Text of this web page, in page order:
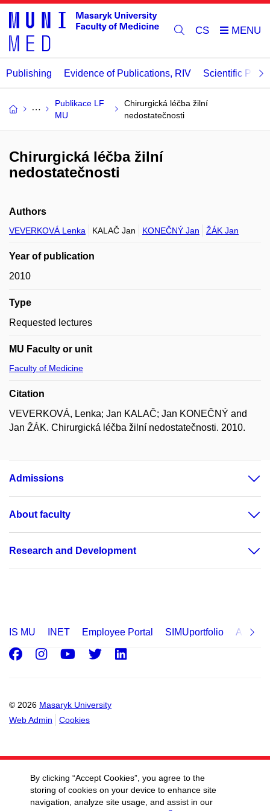
CS
Publishing Evidence of Publications, RIV Scientific
Publikace LF
MU
Chirurgická léčba žilní
nedostatečnosti
Chirurgická léčba žilní
nedostatečnosti
Authors
VEVERKOVÁ Lenka KALAČ Jan KONEČNÝ Jan ŽÁK Jan
Year of publication
2010
Type
Requested lectures
MU Faculty or unit
Faculty of Medicine
Citation
VEVERKOVÁ, Lenka; Jan KALAČ; Jan KONEČNÝ and
Jan ŽÁK. Chirurgická léčba žilní nedostatečnosti. 2010.
Admissions
About faculty
Research and Development
IS MU INET Employee Portal SIMUportfolio
© 2026 Masaryk University
Web Admin
Cookies
Facebook
Instagram
Youtube
Twitter
By clicking “Accept Cookies”, you agree to the
storing of cookies on your device to enhance site
navigation, analyze site usage, and assist in our